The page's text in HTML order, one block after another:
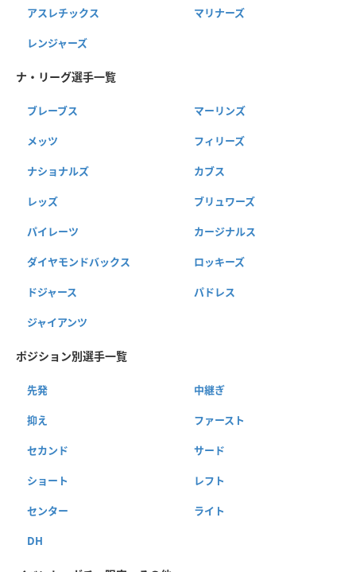
アスレチックス マリナーズ
レンジャーズ
ナ・リーグ選手一覧
ブレーブス マーリンズ
メッツ フィリーズ
ナショナルズ カブス
レッズ ブリュワーズ
パイレーツ カージナルス
ダイヤモンドバックス ロッキーズ
ドジャース パドレス
ジャイアンツ
ポジション別選手一覧
先発 中継ぎ
抑え ファースト
セカンド サード
ショート レフト
センター ライト
DH